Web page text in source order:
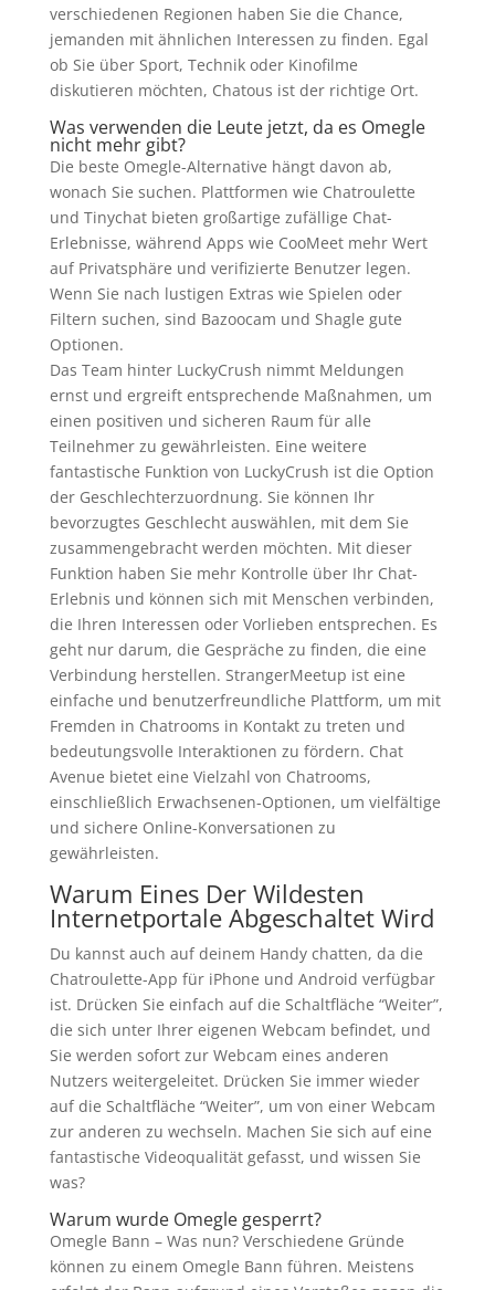
verschiedenen Regionen haben Sie die Chance,
jemanden mit ähnlichen Interessen zu finden. Egal
ob Sie über Sport, Technik oder Kinofilme
diskutieren möchten, Chatous ist der richtige Ort.
Was verwenden die Leute jetzt, da es Omegle
nicht mehr gibt?
Die beste Omegle-Alternative hängt davon ab,
wonach Sie suchen. Plattformen wie Chatroulette
und Tinychat bieten großartige zufällige Chat-
Erlebnisse, während Apps wie CooMeet mehr Wert
auf Privatsphäre und verifizierte Benutzer legen.
Wenn Sie nach lustigen Extras wie Spielen oder
Filtern suchen, sind Bazoocam und Shagle gute
Optionen.
Das Team hinter LuckyCrush nimmt Meldungen
ernst und ergreift entsprechende Maßnahmen, um
einen positiven und sicheren Raum für alle
Teilnehmer zu gewährleisten. Eine weitere
fantastische Funktion von LuckyCrush ist die Option
der Geschlechterzuordnung. Sie können Ihr
bevorzugtes Geschlecht auswählen, mit dem Sie
zusammengebracht werden möchten. Mit dieser
Funktion haben Sie mehr Kontrolle über Ihr Chat-
Erlebnis und können sich mit Menschen verbinden,
die Ihren Interessen oder Vorlieben entsprechen. Es
geht nur darum, die Gespräche zu finden, die eine
Verbindung herstellen. StrangerMeetup ist eine
einfache und benutzerfreundliche Plattform, um mit
Fremden in Chatrooms in Kontakt zu treten und
bedeutungsvolle Interaktionen zu fördern. Chat
Avenue bietet eine Vielzahl von Chatrooms,
einschließlich Erwachsenen-Optionen, um vielfältige
und sichere Online-Konversationen zu
gewährleisten.
Warum Eines Der Wildesten
Internetportale Abgeschaltet Wird
Du kannst auch auf deinem Handy chatten, da die
Chatroulette-App für iPhone und Android verfügbar
ist. Drücken Sie einfach auf die Schaltfläche “Weiter”,
die sich unter Ihrer eigenen Webcam befindet, und
Sie werden sofort zur Webcam eines anderen
Nutzers weitergeleitet. Drücken Sie immer wieder
auf die Schaltfläche “Weiter”, um von einer Webcam
zur anderen zu wechseln. Machen Sie sich auf eine
fantastische Videoqualität gefasst, und wissen Sie
was?
Warum wurde Omegle gesperrt?
Omegle Bann – Was nun? Verschiedene Gründe
können zu einem Omegle Bann führen. Meistens